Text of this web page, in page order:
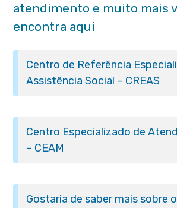
atendimento e muito mais
encontra aqui
Centro de Referência
Assistência Social – CREAS
Centro Especializado de
– CEAM
Gostaria de saber mais sobre